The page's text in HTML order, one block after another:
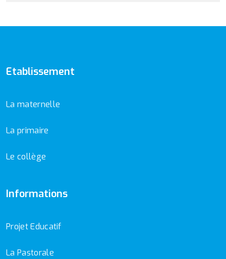
Etablissement
La maternelle
La primaire
Le collège
Informations
Projet Educatif
La Pastorale